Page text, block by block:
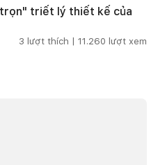
triết lý thiết kế của
3 lượt thích | 11.260 lượt xem